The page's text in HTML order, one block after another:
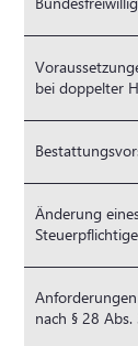
bei doppelter
Änderung
nach § 28 Abs.